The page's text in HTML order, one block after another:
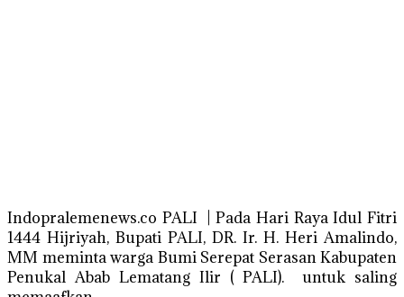
Indopralemenews.co PALI | Pada Hari Raya Idul Fitri
1444 Hijriyah, Bupati PALI, DR. Ir. H. Heri Amalindo,
MM meminta warga Bumi Serepat Serasan Kabupaten
Penukal Abab Lematang Ilir ( PALI). untuk saling